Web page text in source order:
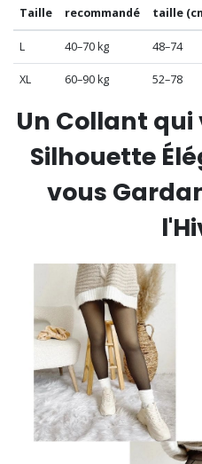
Taille
recommandé
taille
L 40–70 kg 48–74
XL 60–90 kg 52–78
Un Collant qui
Silhouette
vous